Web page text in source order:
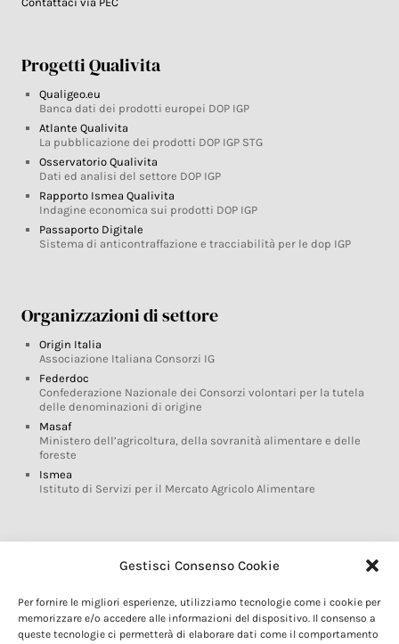
Gestisci Consenso Cookie
Per fornire le migliori esperienze, utilizziamo tecnologie come i cookie per
memorizzare e/o accedere alle informazioni del dispositivo. Il consenso a
queste tecnologie ci permetterà di elaborare dati come il comportamento
Progetti Qualivita
Qualigeo.eu
Banca dati dei prodotti europei DOP IGP
Atlante Qualivita
La pubblicazione dei prodotti DOP IGP STG
Osservatorio Qualivita
Dati ed analisi del settore DOP IGP
Rapporto Ismea Qualivita
Indagine economica sui prodotti DOP IGP
Passaporto Digitale
Sistema di anticontraffazione e tracciabilità per le dop IGP
Organizzazioni di settore
Origin Italia
Associazione Italiana Consorzi IG
Federdoc
Confederazione Nazionale dei Consorzi volontari per la tutela
delle denominazioni di origine
Masaf
Ministero dell’agricoltura, della sovranità alimentare e delle
foreste
Ismea
Istituto di Servizi per il Mercato Agricolo Alimentare
Glossario DOP IGP
Marchi DOP IGP
Normativa prodotti DOP IGP